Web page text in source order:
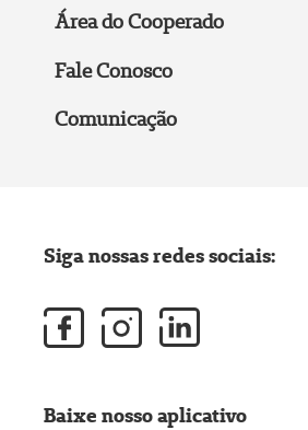
Área do Cooperado
Fale Conosco
Comunicação
Siga nossas redes sociais:
Baixe nosso aplicativo